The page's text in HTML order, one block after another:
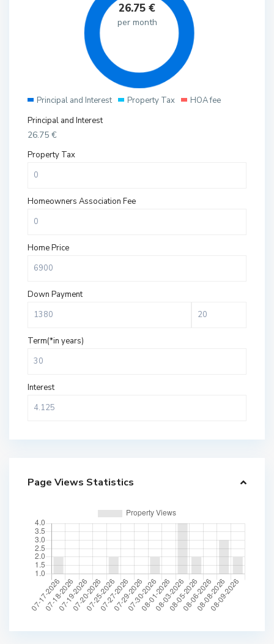
26.75 €
per month
Principal and Interest Property Tax
HOA fee
Principal and Interest
26.75 €
Property Tax
Homeowners Association Fee
Home Price
Down Payment
Term(*in years)
Interest
Page Views Statistics